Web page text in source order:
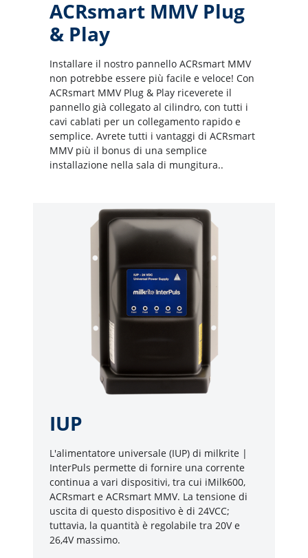
ACRsmart MMV Plug
& Play
Installare il nostro pannello ACRsmart MMV
non potrebbe essere più facile e veloce! Con
ACRsmart MMV Plug & Play riceverete il
pannello già collegato al cilindro, con tutti i
cavi cablati per un collegamento rapido e
semplice. Avrete tutti i vantaggi di ACRsmart
MMV più il bonus di una semplice
installazione nella sala di mungitura..
IUP
L'alimentatore universale (IUP) di milkrite |
InterPuls permette di fornire una corrente
continua a vari dispositivi, tra cui iMilk600,
ACRsmart e ACRsmart MMV. La tensione di
uscita di questo dispositivo è di 24VCC;
tuttavia, la quantità è regolabile tra 20V e
26,4V massimo.